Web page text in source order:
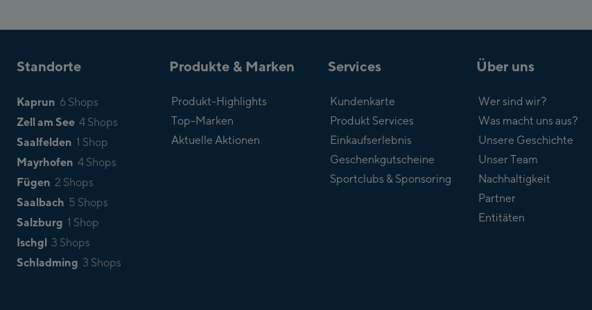
Standorte
Kaprun 6 Shops
Zell am See 4 Shops
Saalfelden 1 Shop
Mayrhofen 4 Shops
Fügen 2 Shops
Saalbach 5 Shops
Salzburg 1 Shop
Ischgl 3 Shops
Schladming 3 Shops
Produkte & Marken
Produkt-Highlights
Top-Marken
Aktuelle Aktionen
Services
Kundenkarte
Produkt Services
Einkaufserlebnis
Geschenkgutscheine
Sportclubs & Sponsoring
Über uns
Wer sind wir?
Was macht uns aus?
Unsere Geschichte
Unser Team
Nachhaltigkeit
Partner
Entitäten